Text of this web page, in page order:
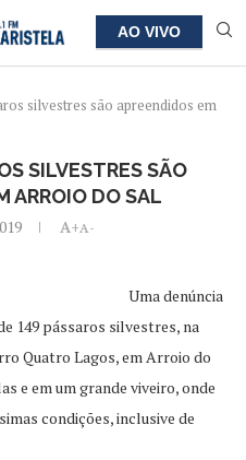
AO VIVO
silvestres são apreendidos em
SILVESTRES SÃO
ARROIO DO SAL
A+A-
Uma denúncia
149 pássaros silvestres, na
Quatro Lagos, em Arroio do
e em um grande viveiro, onde
condições, inclusive de